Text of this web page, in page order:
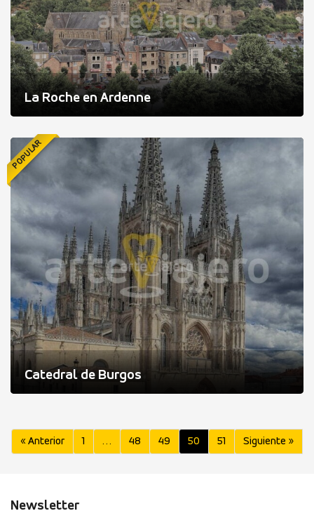
La Roche en Ardenne
POPULAR
Catedral de Burgos
« Anterior 1 … 48 49 50 51 Siguiente »
Newsletter